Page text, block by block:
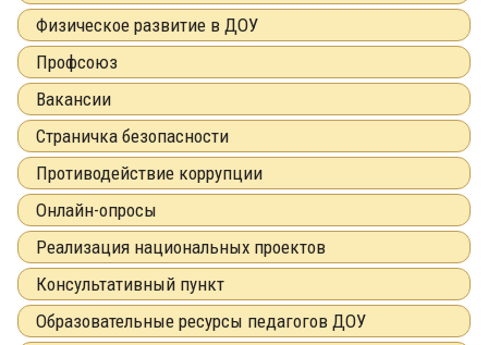
Физическое развитие в ДОУ
Профсоюз
Вакансии
Страничка безопасности
Противодействие коррупции
Онлайн-опросы
Реализация национальных проектов
Консультативный пункт
Образовательные ресурсы педагогов ДОУ